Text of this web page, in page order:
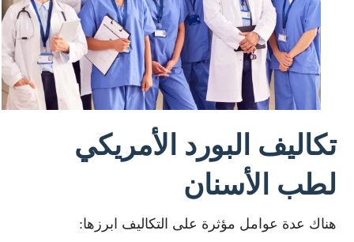
تكاليف البورد الأمريكي
لطب الأسنان
هناك عدة عوامل مؤثرة على التكاليف ابرزها: